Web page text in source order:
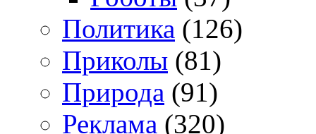
Политика (126)
Приколы (81)
Природа (91)
Реклама (320)